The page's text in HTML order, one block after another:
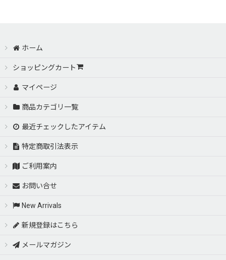
ホーム
ショッピングカート
マイページ
商品カテゴリ一覧
最近チェックしたアイテム
特定商取引法表示
ご利用案内
お問い合せ
New Arrivals
新規登録はこちら
メールマガジン